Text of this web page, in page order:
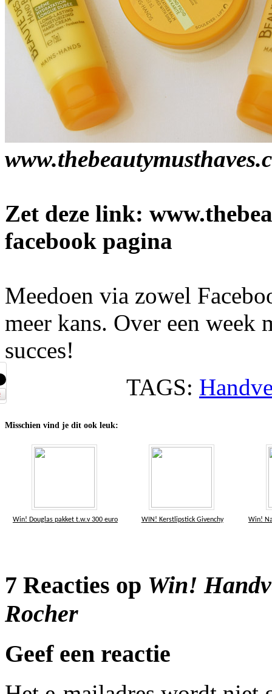
Zet deze link:
facebook pagina
Meedoen via zowel
meer kans. Over een week
succes!
TAGS:
Misschien vind je dit ook leuk:
Win! Douglas pakket t.w.v 300 euro WIN! Kerstlipstick Givenchy Win!
7 Reacties op Win!
Rocher
Geef een reactie